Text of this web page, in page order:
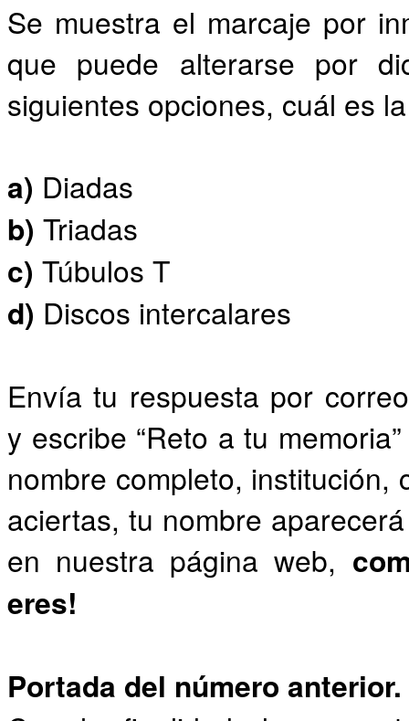
Se muestra el marcaje por
que puede alterarse por
siguientes opciones, cuál es
a) Diadas
b) Triadas
c) Túbulos T
d) Discos intercalares
Envía tu respuesta por
y escribe “Reto a tu
nombre completo, institución,
aciertas, tu nombre
en nuestra página web,
eres!
Portada del número anterior.